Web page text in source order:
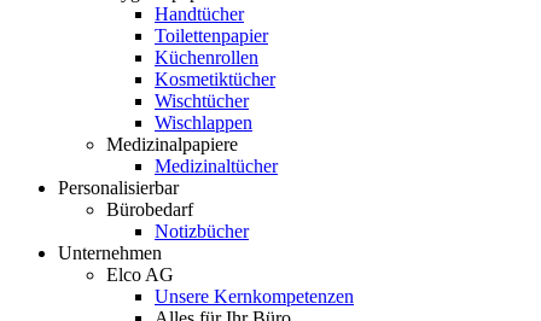
Handtücher
Toilettenpapier
Küchenrollen
Kosmetiktücher
Wischtücher
Wischlappen
Medizinalpapiere
Medizinaltücher
Personalisierbar
Bürobedarf
Notizbücher
Unternehmen
Elco AG
Unsere Kernkompetenzen